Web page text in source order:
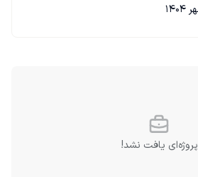
پروژه‌ای یافت نشد!